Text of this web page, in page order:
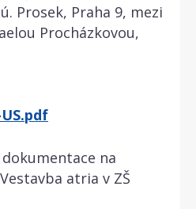
Prosek, Praha 9, mezi
Procházkovou,
na
atria v ZŠ